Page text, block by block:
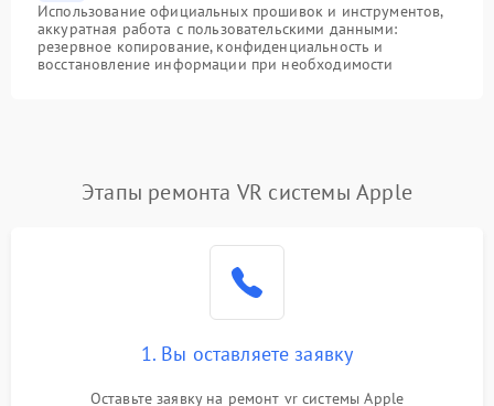
Использование официальных прошивок и инструментов,
аккуратная работа с пользовательскими данными:
резервное копирование, конфиденциальность и
восстановление информации при необходимости
Этапы ремонта VR системы Apple
1. Вы оставляете заявку
Оставьте заявку на ремонт vr системы Apple